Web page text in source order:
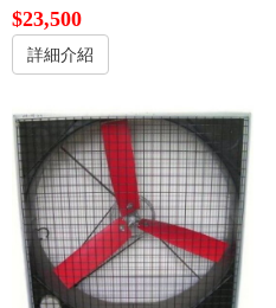
$23,500
詳細介紹